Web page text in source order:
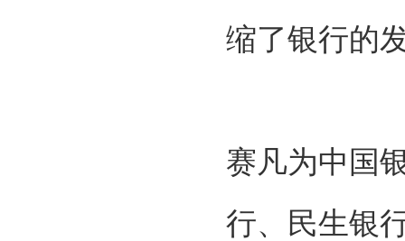
缩了银行的
赛凡为中国
行、民生银